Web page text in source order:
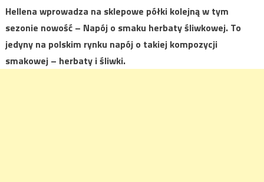
Hellena wprowadza na sklepowe półki kolejną w tym
sezonie nowość – Napój o smaku herbaty śliwkowej. To
jedyny na polskim rynku napój o takiej kompozycji
smakowej – herbaty i śliwki.